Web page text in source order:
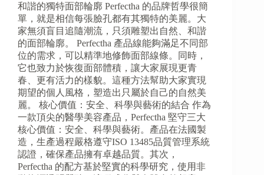
和諧的獨特面部輪廓 Perfectha 的品牌哲學很簡
單，就是相信每張臉孔都有其獨特的美麗。大
家無須盲目追隨潮流，只須雕塑出自然、和諧
的面部輪廓。 Perfectha 產品線能夠滿足不同部
位的需求，可以精準地修飾面部線條。同時，
它也致力於恢復面部體積，讓大家展現更青
春、更有活力的樣貌。這種方法幫助大家實現
期望的個人風格，塑造出只屬於自己的自然美
麗。 核心價值：安全、科學與藝術的結合 作為
一款頂尖的醫學美容產品，Perfectha 堅守三大
核心價值：安全、科學與藝術。產品在法國製
造，生產過程嚴格遵守ISO 13485品質管理系統
認證，確保產品擁有卓越品質。其次，
Perfectha 的配方基於堅實的科學研究，使用非